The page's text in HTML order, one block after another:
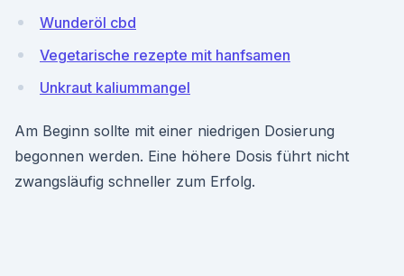
Wunderöl cbd
Vegetarische rezepte mit hanfsamen
Unkraut kaliummangel
Am Beginn sollte mit einer niedrigen Dosierung
begonnen werden. Eine höhere Dosis führt nicht
zwangsläufig schneller zum Erfolg.